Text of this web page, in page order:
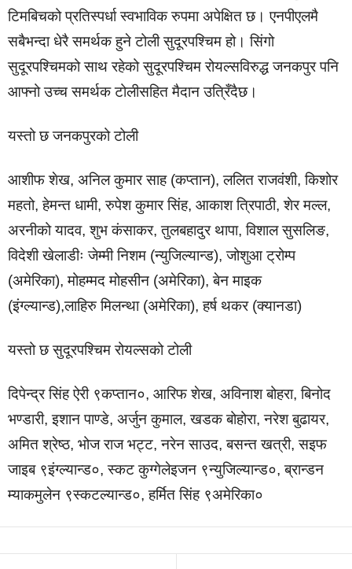
टिमबिचको प्रतिस्पर्धा स्वभाविक रुपमा अपेक्षित छ। एनपीएलमै
सबैभन्दा धेरै समर्थक हुने टोली सुदूरपश्चिम हो। सिंगो
सुदूरपश्चिमको साथ रहेको सुदूरपश्चिम रोयल्सविरुद्ध जनकपुर पनि
आफ्नो उच्च समर्थक टोलीसहित मैदान उत्रिँदैछ।
यस्तो छ जनकपुरको टोली
आशीफ शेख, अनिल कुमार साह (कप्तान), ललित राजवंशी, किशोर
महतो, हेमन्त धामी, रुपेश कुमार सिंह, आकाश त्रिपाठी, शेर मल्ल,
अरनीको यादव, शुभ कंसाकर, तुलबहादुर थापा, विशाल सुसलिङ,
विदेशी खेलाडीः जेम्मी निशम (न्युजिल्यान्ड), जोशुआ ट्रोम्प
(अमेरिका), मोहम्मद मोहसीन (अमेरिका), बेन माइक
(इंग्ल्यान्ड),लाहिरु मिलन्था (अमेरिका), हर्ष थकर (क्यानडा)
यस्तो छ सुदूरपश्चिम रोयल्सको टोली
दिपेन्द्र सिंह ऐरी ९कप्तान०, आरिफ शेख, अविनाश बोहरा, बिनोद
भण्डारी, इशान पाण्डे, अर्जुन कुमाल, खडक बोहोरा, नरेश बुढायर,
अमित श्रेष्ठ, भोज राज भट्ट, नरेन साउद, बसन्त खत्री, सइफ
जाइब ९इंग्ल्यान्ड०, स्कट कुग्गेलेइजन ९न्युजिल्यान्ड०, ब्रान्डन
म्याकमुलेन ९स्कटल्यान्ड०, हर्मित सिंह ९अमेरिका०